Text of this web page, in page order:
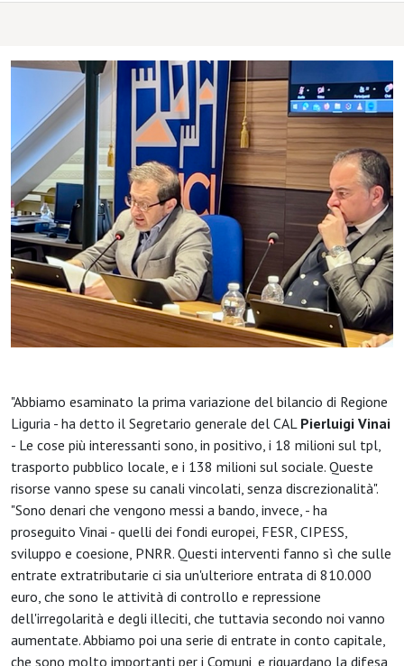
"Abbiamo esaminato la prima variazione del bilancio di Regione
Liguria - ha detto il Segretario generale del CAL Pierluigi Vinai
- Le cose più interessanti sono, in positivo, i 18 milioni sul tpl,
trasporto pubblico locale, e i 138 milioni sul sociale. Queste
risorse vanno spese su canali vincolati, senza discrezionalità".
"Sono denari che vengono messi a bando, invece, - ha
proseguito Vinai - quelli dei fondi europei, FESR, CIPESS,
sviluppo e coesione, PNRR. Questi interventi fanno sì che sulle
entrate extratributarie ci sia un'ulteriore entrata di 810.000
euro, che sono le attività di controllo e repressione
dell'irregolarità e degli illeciti, che tuttavia secondo noi vanno
aumentate. Abbiamo poi una serie di entrate in conto capitale,
che sono molto importanti per i Comuni, e riguardano la difesa